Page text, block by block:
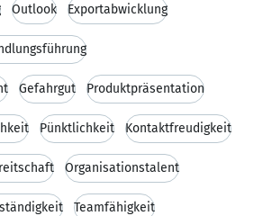
Outlook Exportabwicklung
Gefahrgut Produktpräsentation
Pünktlichkeit Kontaktfreudigkeit
Organisationstalent
Teamfähigkeit